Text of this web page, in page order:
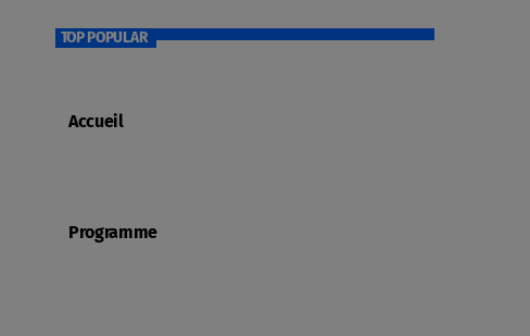
TOP POPULAR
Accueil
Programme